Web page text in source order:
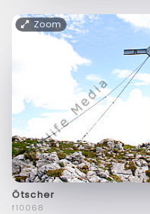
Zoom
Ötscher
f10068